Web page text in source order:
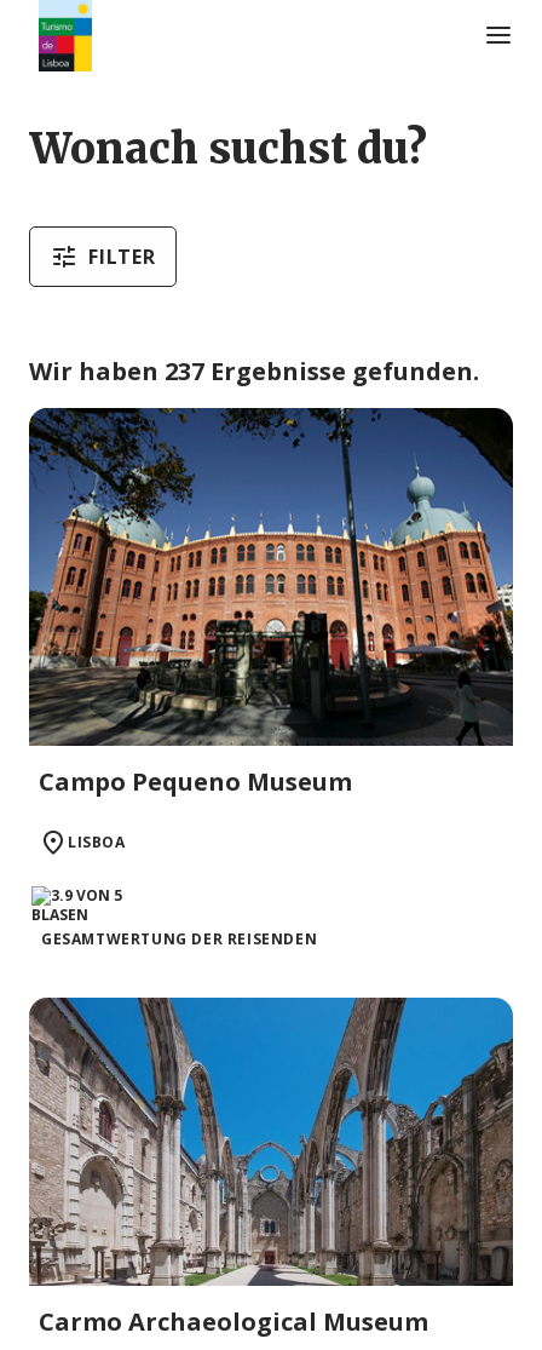
Wonach suchst du?
FILTER
Wir haben 237 Ergebnisse gefunden.
Campo Pequeno Museum
LISBOA
GESAMTWERTUNG DER REISENDEN
Carmo Archaeological Museum